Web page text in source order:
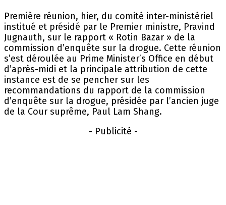
Première réunion, hier, du comité inter-ministériel
institué et présidé par le Premier ministre, Pravind
Jugnauth, sur le rapport « Rotin Bazar » de la
commission d’enquête sur la drogue. Cette réunion
s’est déroulée au Prime Minister’s Office en début
d’après-midi et la principale attribution de cette
instance est de se pencher sur les
recommandations du rapport de la commission
d’enquête sur la drogue, présidée par l’ancien juge
de la Cour suprême, Paul Lam Shang.
- Publicité -